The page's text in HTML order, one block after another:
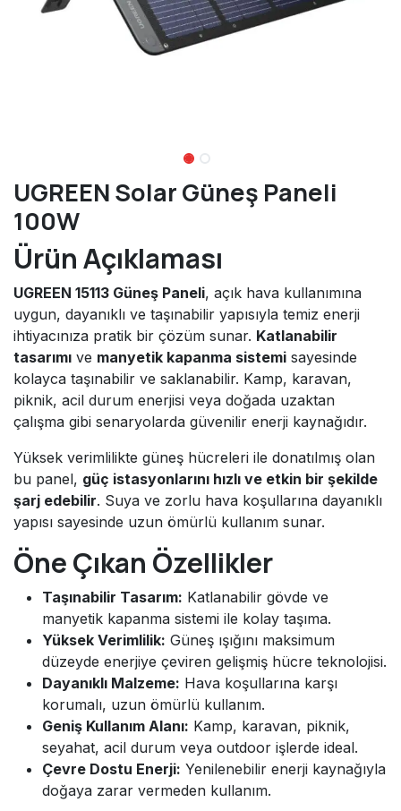
UGREEN Solar Güneş Paneli
100W
Ürün Açıklaması
UGREEN 15113 Güneş Paneli, açık hava kullanımına
uygun, dayanıklı ve taşınabilir yapısıyla temiz enerji
ihtiyacınıza pratik bir çözüm sunar. Katlanabilir
tasarımı ve manyetik kapanma sistemi sayesinde
kolayca taşınabilir ve saklanabilir. Kamp, karavan,
piknik, acil durum enerjisi veya doğada uzaktan
çalışma gibi senaryolarda güvenilir enerji kaynağıdır.
Yüksek verimlilikte güneş hücreleri ile donatılmış olan
bu panel, güç istasyonlarını hızlı ve etkin bir şekilde
şarj edebilir. Suya ve zorlu hava koşullarına dayanıklı
yapısı sayesinde uzun ömürlü kullanım sunar.
Öne Çıkan Özellikler
Taşınabilir Tasarım: Katlanabilir gövde ve
manyetik kapanma sistemi ile kolay taşıma.
Yüksek Verimlilik: Güneş ışığını maksimum
düzeyde enerjiye çeviren gelişmiş hücre teknolojisi.
Dayanıklı Malzeme: Hava koşullarına karşı
korumalı, uzun ömürlü kullanım.
Geniş Kullanım Alanı: Kamp, karavan, piknik,
seyahat, acil durum veya outdoor işlerde ideal.
Çevre Dostu Enerji: Yenilenebilir enerji kaynağıyla
doğaya zarar vermeden kullanım.